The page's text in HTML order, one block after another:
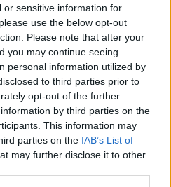
or sensitive information for
use the below opt-out
Please note that after your
you may continue seeing
personal information utilized by
to third parties prior to
opt-out of the further
by third parties on the
This information may
parties on the IAB’s List of
may further disclose it to other
vártunk: szombattól
csökken a riasztás
hazai víziközművekről?